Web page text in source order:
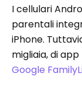
I cellulari
parentali
iPhone.
migliaia, di
Google